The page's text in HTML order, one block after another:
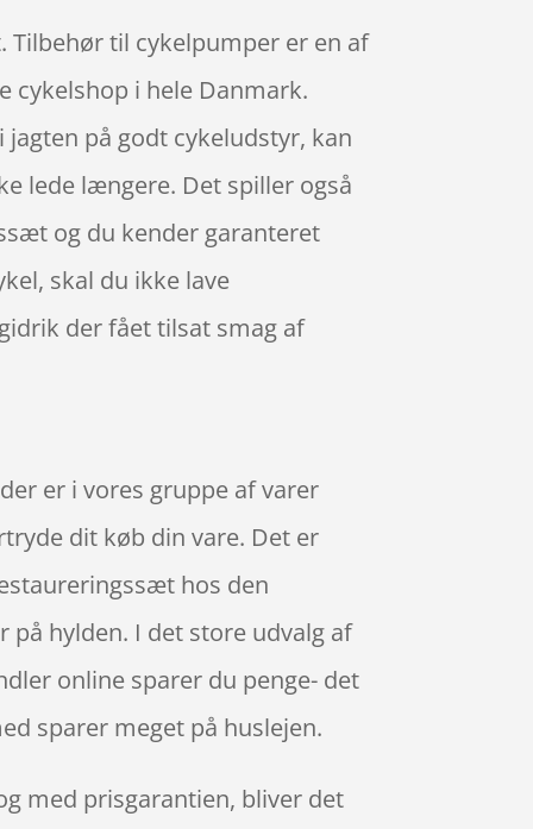
til cykelpumper er en af
cykelshop i hele Danmark.
på godt cykeludstyr, kan
lede længere. Det spiller også
og du kender garanteret
skal du ikke lave
der fået tilsat smag af
er i vores gruppe af varer
dit køb din vare. Det er
hos den
hylden. I det store udvalg af
online sparer du penge- det
sparer meget på huslejen.
med prisgarantien, bliver det